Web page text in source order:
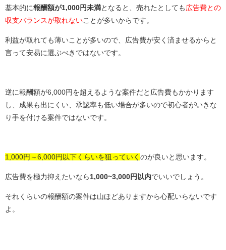
基本的に報酬額が1,000円未満となると、売れたとしても 広告費との
収支バランスが取れないことが多いからです。
利益が取れても薄いことが多いので、広告費が安く済ませるからと
言って安易に選ぶべきではないです。
逆に報酬額が6,000円を超えるような案件だと広告費もかかります
し、成果も出にくい、承認率も低い場合が多いので初心者がいきな
り手を付ける案件ではないです。
1,000円～6,000円以下くらいを狙っていく のが良いと思います。
広告費を極力抑えたいなら 1,000~3,000円以内でいいでしょう。
それくらいの報酬額の案件は山ほどありますから心配いらないです
よ。